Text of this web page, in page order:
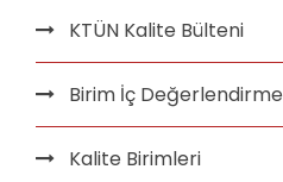
KTÜN Kalite Bülteni
Birim İç
Kalite Birimleri